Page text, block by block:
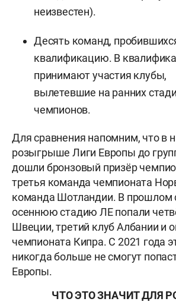
неизвестен).
Десять команд,
квалификацию. В
принимают участия клубы,
вылетевшие на ранних
чемпионов.
Для сравнения напомним, что в
розыгрыше Лиги Европы до
дошли бронзовый призёр
третья команда чемпионата
команда Шотландии. В прошлом
осеннюю стадию ЛЕ попали
Швеции, третий клуб Албании и
чемпионата Кипра. С 2021 года
никогда больше не смогут
Европы.
ЧТО ЭТО ЗНАЧИТ ДЛЯ